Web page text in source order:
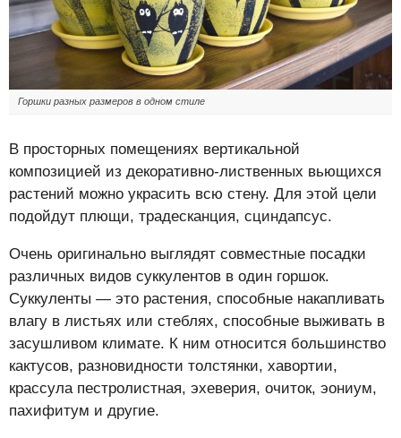
Горшки разных размеров в одном стиле
В просторных помещениях вертикальной
композицией из декоративно-лиственных вьющихся
растений можно украсить всю стену. Для этой цели
подойдут плющи, традесканция, сциндапсус.
Очень оригинально выглядят совместные посадки
различных видов суккулентов в один горшок.
Суккуленты — это растения, способные накапливать
влагу в листьях или стеблях, способные выживать в
засушливом климате. К ним относится большинство
кактусов, разновидности толстянки, хавортии,
крассула пестролистная, эхеверия, очиток, эониум,
пахифитум и другие.